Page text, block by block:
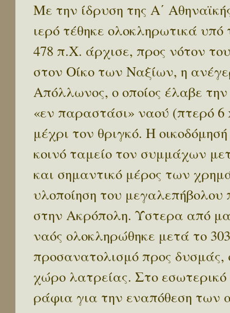
Με την ίδρυση της Α΄
ιερό τέθηκε ολοκληρωτικά
478 π.Χ. άρχισε, προς νότον
στον Οίκο των Ναξίων, η
Απόλλωνος, ο οποίος έλαβε
«εν παραστάσι» ναού (πτερό 6
μέχρι τον θριγκό. Η
κοινό ταμείο τον συμμάχων
και σημαντικό μέρος των
υλοποίηση του μεγαλεπήβολου
στην Ακρόπολη. Ύστερα από
ναός ολοκληρώθηκε μετά το
προσανατολισμό προς
χώρο λατρείας. Στο
ράφια για την εναπόθεση